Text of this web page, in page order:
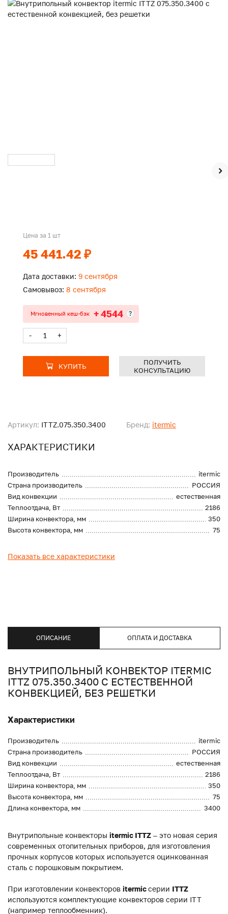
Артикул: ITTZ.075.350.3400 Бренд: itermic
ХАРАКТЕРИСТИКИ
Производитель
itermic
Страна производитель
РОССИЯ
Вид конвекции
естественная
Теплоотдача, Вт
2186
Ширина конвектора, мм
350
Высота конвектора, мм
75
Показать все характеристики
Цена за 1 шт
45 441.42 ₽
Дата доставки: 9 сентября
Самовывоз: 8 сентября
Мгновенный кеш-бэк + 4544 ?
- +
КУПИТЬ
ПОЛУЧИТЬ
КОНСУЛЬТАЦИЮ
ОПИСАНИЕ ОПЛАТА И ДОСТАВКА
ВНУТРИПОЛЬНЫЙ КОНВЕКТОР ITERMIC
ITTZ 075.350.3400 С ЕСТЕСТВЕННОЙ
КОНВЕКЦИЕЙ, БЕЗ РЕШЕТКИ
Характеристики
Производитель
itermic
Страна производитель
РОССИЯ
Вид конвекции
естественная
Теплоотдача, Вт
2186
Ширина конвектора, мм
350
Высота конвектора, мм
75
Длина конвектора, мм
3400
Внутрипольные конвекторы itermic ITTZ – это новая серия
современных отопительных приборов, для изготовления
прочных корпусов которых используется оцинкованная
сталь с порошковым покрытием.
При изготовлении конвекторов itermicсерии ITTZ
используются комплектующие конвекторов серии ITT
(например теплообменник).